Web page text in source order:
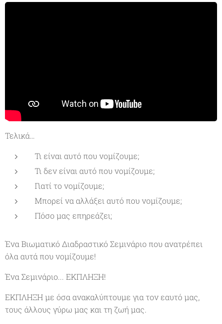
Τελικά…
Τι είναι αυτό που νομίζουμε;
Τι δεν είναι αυτό που νομίζουμε;
Γιατί το νομίζουμε;
Μπορεί να αλλάξει αυτό που νομίζουμε;
Πόσο μας επηρεάζει;
Ένα Βιωματικό Διαδραστικό Σεμινάριο που ανατρέπει
όλα αυτά που νομίζουμε!
Ένα Σεμινάριο... ΕΚΠΛΗΞΗ!
ΕΚΠΛΗΞΗ με όσα ανακαλύπτουμε για τον εαυτό μας,
τους άλλους γύρω μας και τη ζωή μας.